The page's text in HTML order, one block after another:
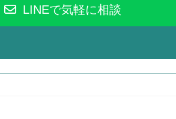
LINEで気軽に相談